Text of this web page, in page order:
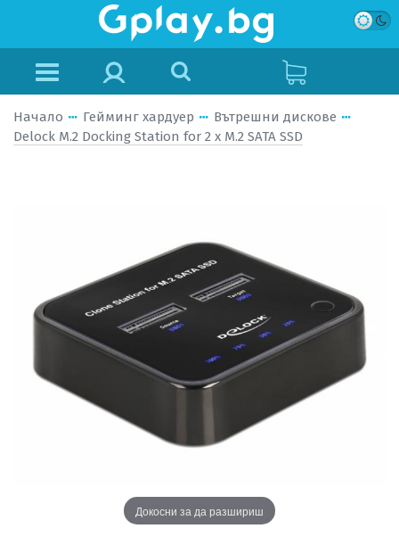
Начало Гейминг хардуер
Вътрешни дискове
Delock M.2 Docking Station for 2 x M.2 SATA SSD
Докосни за да разшириш